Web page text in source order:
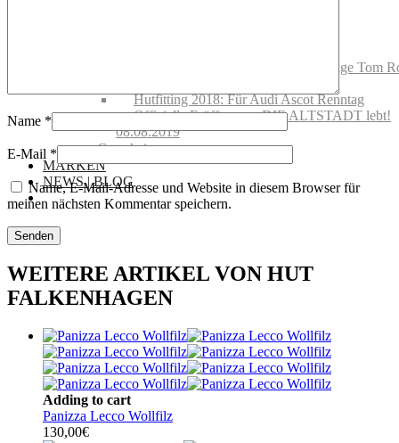
Hut Falkenhagen wird 100! Vernissage Tom
Hutfitting 2018: Für Audi Ascot Renntag
Offizielle Eröffnung – DIE ALTSTADT lebt!
08.08.2019
Gutscheine
MARKEN
NEWS | BLOG
Name *
E-Mail *
Name, E-Mail-Adresse und Website in diesem Browser für
meinen nächsten Kommentar speichern.
WEITERE ARTIKEL VON HUT
FALKENHAGEN
Adding to cart
Panizza Lecco Wollfilz
130,00€